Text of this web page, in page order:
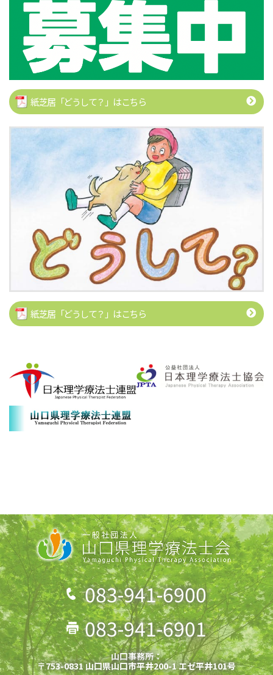
紙芝居「どうして？」はこちら
紙芝居「どうして？」はこちら
083-941-6900
083-941-6901
山口事務所：
〒753-0831 山口県山口市平井200-1 エゼ平井101号